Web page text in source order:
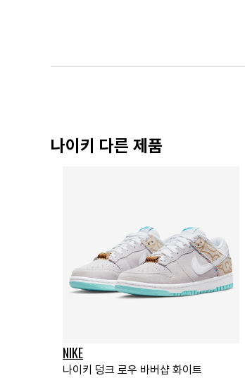
나이키 다른 제품
NIKE
나이키 덩크 로우 바버샵 화이트